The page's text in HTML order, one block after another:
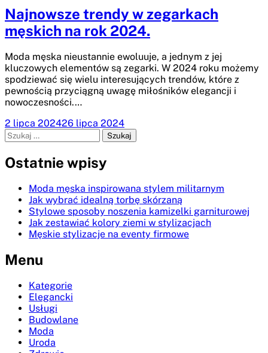
Najnowsze trendy w zegarkach
męskich na rok 2024.
Moda męska nieustannie ewoluuje, a jednym z jej
kluczowych elementów są zegarki. W 2024 roku możemy
spodziewać się wielu interesujących trendów, które z
pewnością przyciągną uwagę miłośników elegancji i
nowoczesności.…
2 lipca 202426 lipca 2024
Szukaj:
Ostatnie wpisy
Moda męska inspirowana stylem militarnym
Jak wybrać idealną torbę skórzaną
Stylowe sposoby noszenia kamizelki garniturowej
Jak zestawiać kolory ziemi w stylizacjach
Męskie stylizacje na eventy firmowe
Menu
Kategorie
Elegancki
Usługi
Budowlane
Moda
Uroda